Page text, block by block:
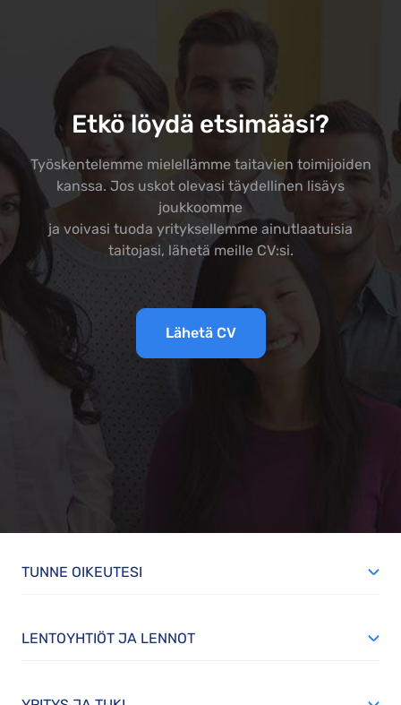
Etkö löydä etsimääsi?
Työskentelemme mielellämme taitavien toimijoiden
kanssa. Jos uskot olevasi täydellinen lisäys
joukkoomme
ja voivasi tuoda yrityksellemme ainutlaatuisia
taitojasi, lähetä meille CV:si.
Lähetä CV
TUNNE OIKEUTESI
LENTOYHTIÖT JA LENNOT